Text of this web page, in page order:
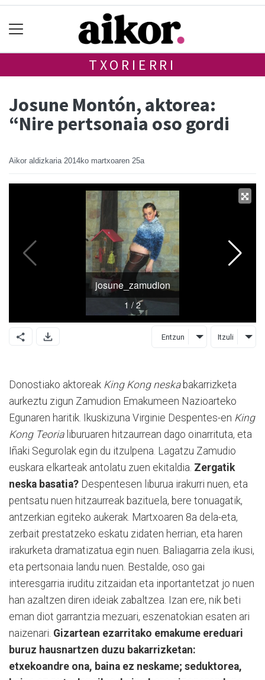
TXORIERRI
Josune Montón, aktorea:
“Nire pertsonaia oso gordi
Aikor aldizkaria 2014ko martxoaren 25a
Entzun Itzuli
Donostiako aktoreak King Kong neskabakarrizketa
aurkeztu zigun Zamudion Emakumeen Nazioarteko
Egunaren haritik. Ikuskizuna Virginie Despentes-en King
Kong Teorialiburuaren hitzaurrean dago oinarrituta, eta
Iñaki Segurolak egin du itzulpena. Lagatzu Zamudio
euskara elkarteak antolatu zuen ekitaldia. Zergatik
neska basatia? Despentesen liburua irakurri nuen, eta
pentsatu nuen hitzaurreak bazituela, bere tonuagatik,
antzerkian egiteko aukerak. Martxoaren 8a dela-eta,
zerbait prestatzeko eskatu zidaten herrian, eta haren
irakurketa dramatizatua egin nuen. Baliagarria zela ikusi,
eta pertsonaia landu nuen. Bestalde, oso gai
interesgarria iruditu zitzaidan eta inportantetzat jo nuen
han azaltzen diren ideiak zabaltzea. Izan ere, nik beti
eman diot garrantzia mezuari, eszenatokian esaten ari
naizenari. Gizartean ezarritako emakume ereduari
buruz hausnartzen duzu bakarrizketan:
etxekoandre ona, baina ez neskame; seduktorea,